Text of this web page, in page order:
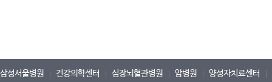
삼성서울병원 건강의학센터 심장뇌혈관병원 암병원 양성자치료센터